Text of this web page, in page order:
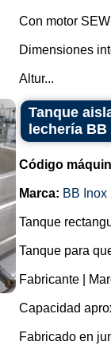
Con motor
Dimensiones
Altur...
Tanque
lechería
Código
Marca: BB Inox
Tanque
Tanque para
Fabricante |
Capacidad
Fabricado en